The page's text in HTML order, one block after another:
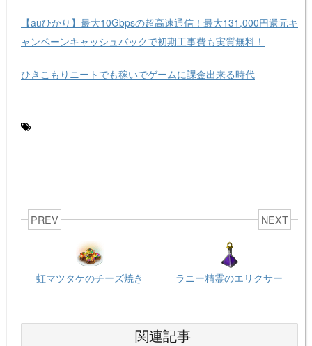
【auひかり】最大10Gbpsの超高速通信！最大131,000円還元キ
ャンペーンキャッシュバックで初期工事費も実質無料！
ひきこもりニートでも稼いでゲームに課金出来る時代
-
PREV
虹マツタケのチーズ焼き
NEXT
ラニー精霊のエリクサー
関連記事